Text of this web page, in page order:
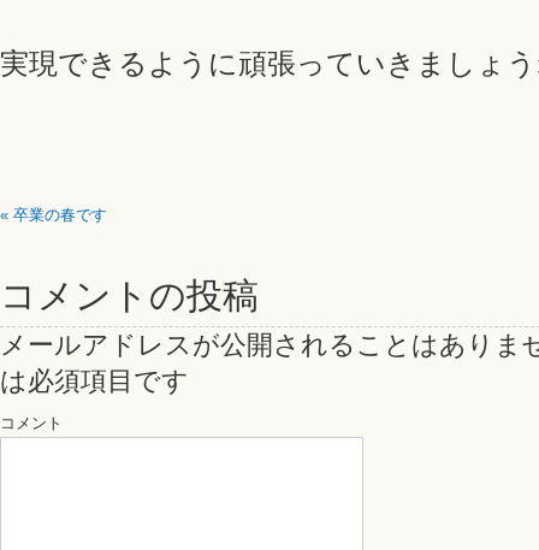
実現できるように頑張っていきましょ
« 卒業の春です
コメントの投稿
メールアドレスが公開されることはありま
は必須項目です
コメント